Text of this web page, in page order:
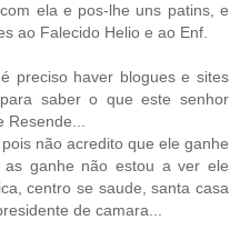
ela e pos-lhe uns patins, e
ao Falecido Helio e ao Enf.
preciso haver blogues e sites
saber o que este senhor
Resende...
não acredito que ele ganhe
ganhe não estou a ver ele
centro se saude, santa casa
de camara...